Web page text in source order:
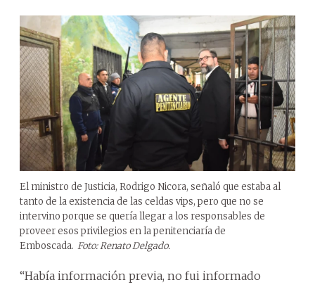
El ministro de Justicia, Rodrigo Nicora, señaló que estaba al
tanto de la existencia de las celdas vips, pero que no se
intervino porque se quería llegar a los responsables de
proveer esos privilegios en la penitenciaría de
Emboscada. Foto: Renato Delgado.
“Había información previa, no fui informado